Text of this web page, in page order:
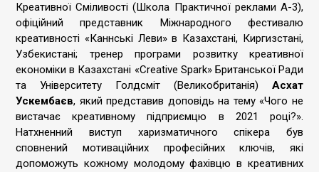
Креативної Сміливості (Школа Практичної реклами А-3),
офіційний представник Міжнародного фестивалю
креативності «Каннські Леви» в Казахстані, Киргизстані,
Узбекистані; тренер програми розвитку креативної
економіки в Казахстані «Creative Spark» Британської Ради
та Університету Голдсміт (Великобританія) Асхат
Ускембаєв, який представив доповідь на тему «Чого не
вистачає креативному підприємцю в 2021 році?».
Натхненний виступ харизматичного спікера був
сповнений мотиваційних професійних ключів, які
допоможуть кожному молодому фахівцю в креативних